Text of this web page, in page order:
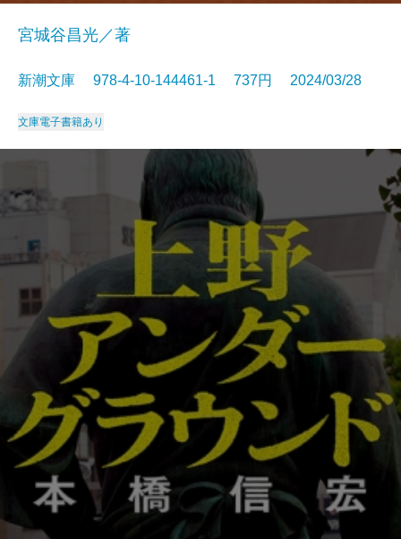
宮城谷昌光／著
新潮文庫 978-4-10-144461-1 737円 2024/03/28
文庫電子書籍あり